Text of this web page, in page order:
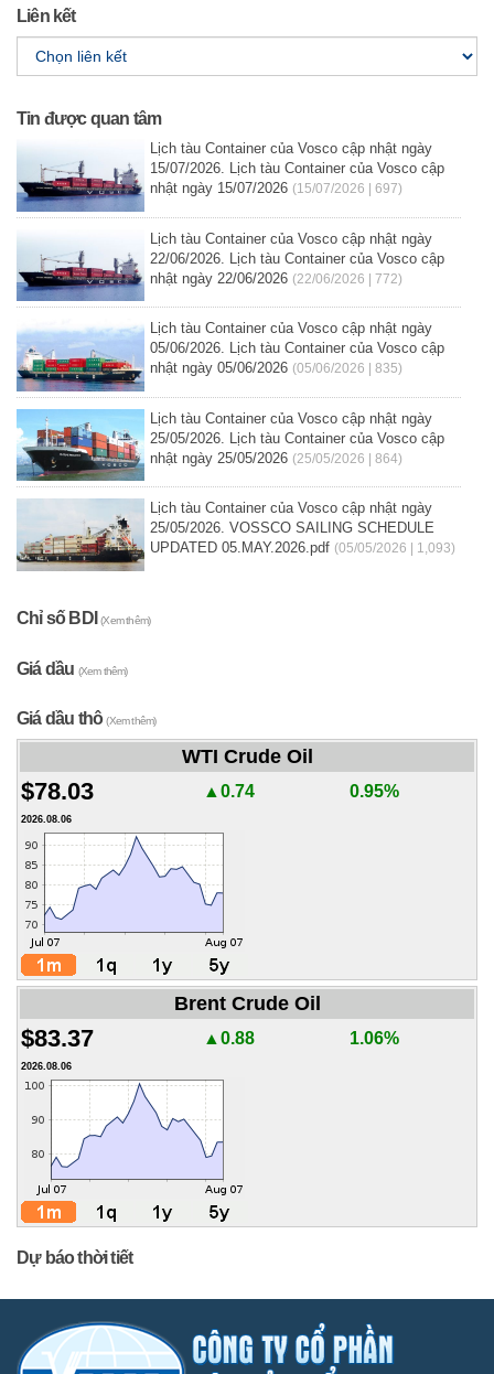
Liên kết
Tin được quan tâm
Lịch tàu Container của Vosco cập nhật ngày
15/07/2026. Lịch tàu Container của Vosco cập
nhật ngày 15/07/2026 (15/07/2026 | 697)
Lịch tàu Container của Vosco cập nhật ngày
22/06/2026. Lịch tàu Container của Vosco cập
nhật ngày 22/06/2026 (22/06/2026 | 772)
Lịch tàu Container của Vosco cập nhật ngày
05/06/2026. Lịch tàu Container của Vosco cập
nhật ngày 05/06/2026 (05/06/2026 | 835)
Lịch tàu Container của Vosco cập nhật ngày
25/05/2026. Lịch tàu Container của Vosco cập
nhật ngày 25/05/2026 (25/05/2026 | 864)
Lịch tàu Container của Vosco cập nhật ngày
25/05/2026. VOSSCO SAILING SCHEDULE
UPDATED 05.MAY.2026.pdf (05/05/2026 | 1,093)
Chỉ số BDI(Xem thêm)
Giá dầu (Xem thêm)
Giá dầu thô(Xem thêm)
WTI Crude Oil
$78.03 ▲0.74 0.95%
2026.08.06
Brent Crude Oil
$83.37 ▲0.88 1.06%
2026.08.06
Dự báo thời tiết